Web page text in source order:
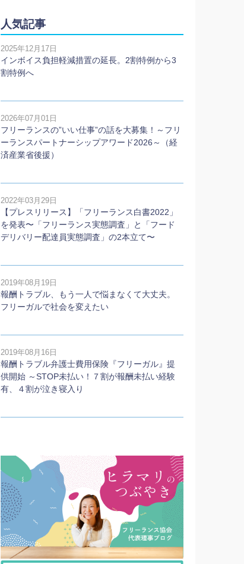
人気記事
2025年12月17日
インボイス負担軽減措置の延長。2割特例から3
割特例へ
2026年07月01日
フリーランスの”いい仕事”の話を大募集！～フリ
ーランスパートナーシップアワード2026～（経
済産業省後援）
2022年03月29日
【プレスリリース】「フリーランス白書2022」
を発表〜「フリーランス実態調査」と「フード
デリバリー配達員実態調査」の2本⽴て〜
2019年08月19日
報酬トラブル、もう一人で悩まなくて大丈夫。
フリーガルで社会を変えたい
2019年08月16日
報酬トラブル弁護士費用保険『フリーガル』提
供開始 ～STOP未払い！７割が報酬未払い経験
有、４割が泣き寝入り